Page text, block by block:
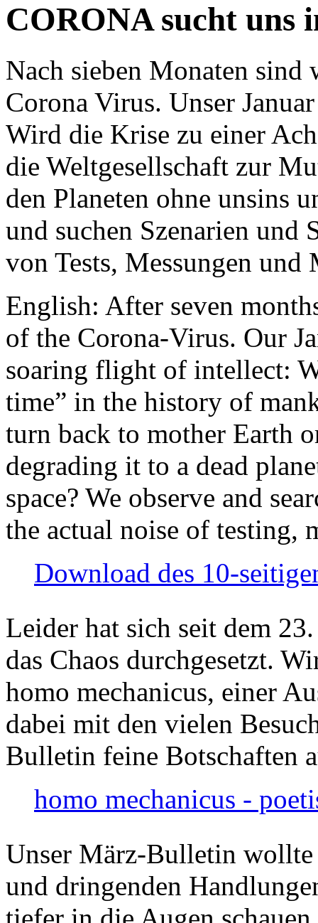
CORONA sucht uns
Nach sieben Monaten
Corona Virus. Unser
Wird die Krise zu einer
die Weltgesellschaft zur
den Planeten ohne unsins
und suchen Szenarien und
von Tests, Messungen und
English: After seven
of the Corona-Virus. Our
soaring flight of intellect:
time” in the history of
turn back to mother Earth
degrading it to a dead
space? We observe and
the actual noise of testing,
Download des 10-
Leider hat sich seit dem
das Chaos durchgesetzt.
homo mechanicus, einer
dabei mit den vielen
Bulletin feine Botschaften
homo mechanicus -
Unser März-Bulletin
und dringenden